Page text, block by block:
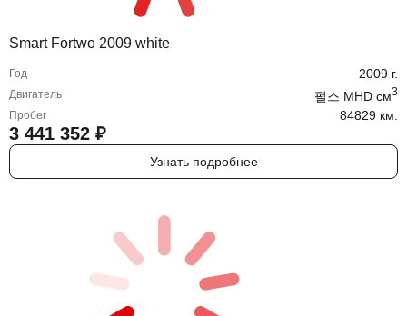
Smart Fortwo 2009 white
Год 2009 г.
Двигатель 펄스 MHD cм3
Пробег 84829 км.
3 441 352 ₽
Узнать подробнее